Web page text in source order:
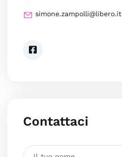
simone.zampolli@libero.it
Contattaci